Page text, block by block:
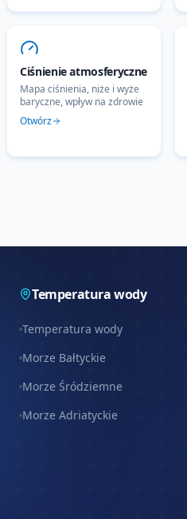
Ciśnienie atmosferyczne
Mapa ciśnienia, niże i wyże
baryczne, wpływ na zdrowie
Otwórz
Temperatura wody
Temperatura wody
Morze Bałtyckie
Morze Śródziemne
Morze Adriatyckie